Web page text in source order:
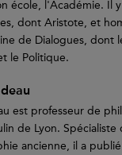
école, l'Académie. Il
dont Aristote, et
de Dialogues, dont
le Politique.
est professeur de
de Lyon.
ancienne, il a